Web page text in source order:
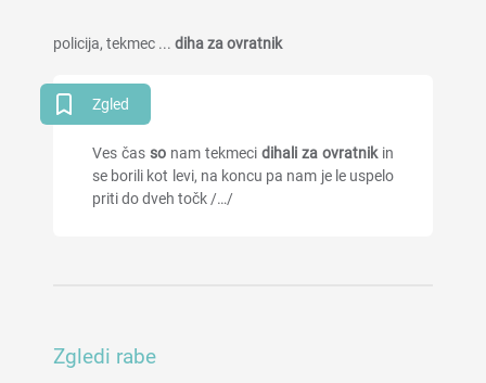
policija, tekmec ... diha za ovratnik
Zgled
Ves čas so nam tekmeci dihali za ovratnik in
se borili kot levi, na koncu pa nam je le uspelo
priti do dveh točk /…/
Zgledi rabe